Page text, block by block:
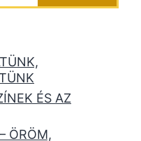
ÉS AZ
ÖRÖM,